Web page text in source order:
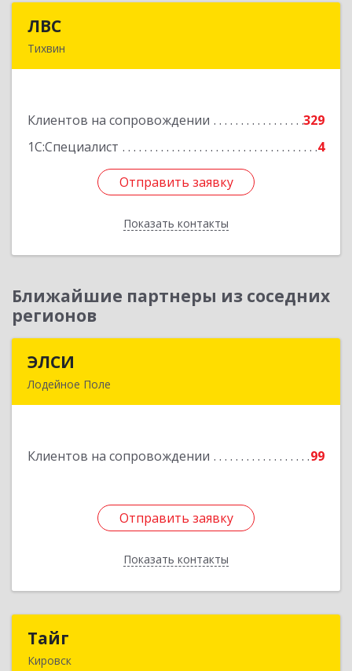
ЛВС
Тихвин
Клиентов на сопровождении
329
1С:Специалист
4
Отправить заявку
Показать контакты
Подробнее
Отправить заявку
Назад
Ближайшие партнеры из соседних
регионов
ЭЛСИ
Лодейное Поле
Клиентов на сопровождении 99
Отправить заявку
Показать контакты
Подробнее
Отправить заявку
Назад
Тайг
Кировск